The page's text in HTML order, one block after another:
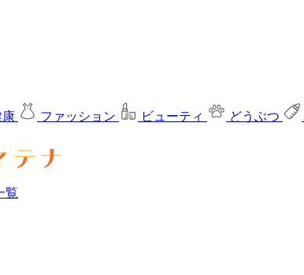
康 ファッション ビューティ どうぶつ
覧